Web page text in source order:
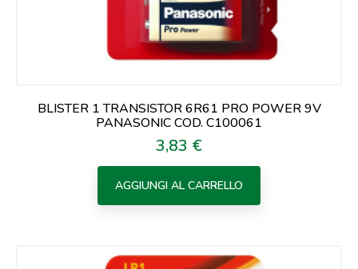
BLISTER 1 TRANSISTOR 6R61 PRO POWER 9V
PANASONIC COD. C100061
Prezzo
3,83 €
AGGIUNGI AL CARRELLO